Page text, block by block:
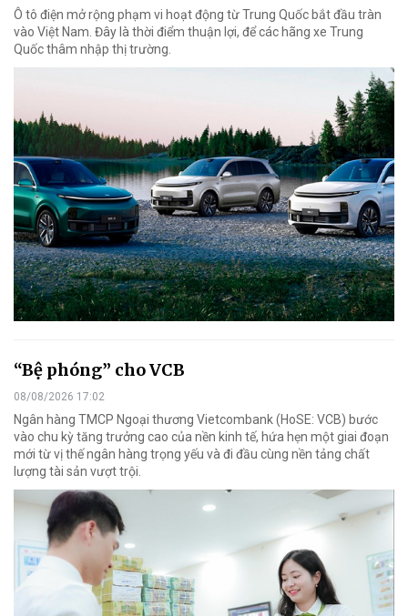
Ô tô điện mở rộng phạm vi hoạt động từ Trung Quốc bắt đầu tràn
vào Việt Nam. Đây là thời điểm thuận lợi, để các hãng xe Trung
Quốc thâm nhập thị trường.
“Bệ phóng” cho VCB
08/08/2026 17:02
Ngân hàng TMCP Ngoại thương Vietcombank (HoSE: VCB) bước
vào chu kỳ tăng trưởng cao của nền kinh tế, hứa hẹn một giai đoạn
mới từ vị thế ngân hàng trọng yếu và đi đầu cùng nền tảng chất
lượng tài sản vượt trội.